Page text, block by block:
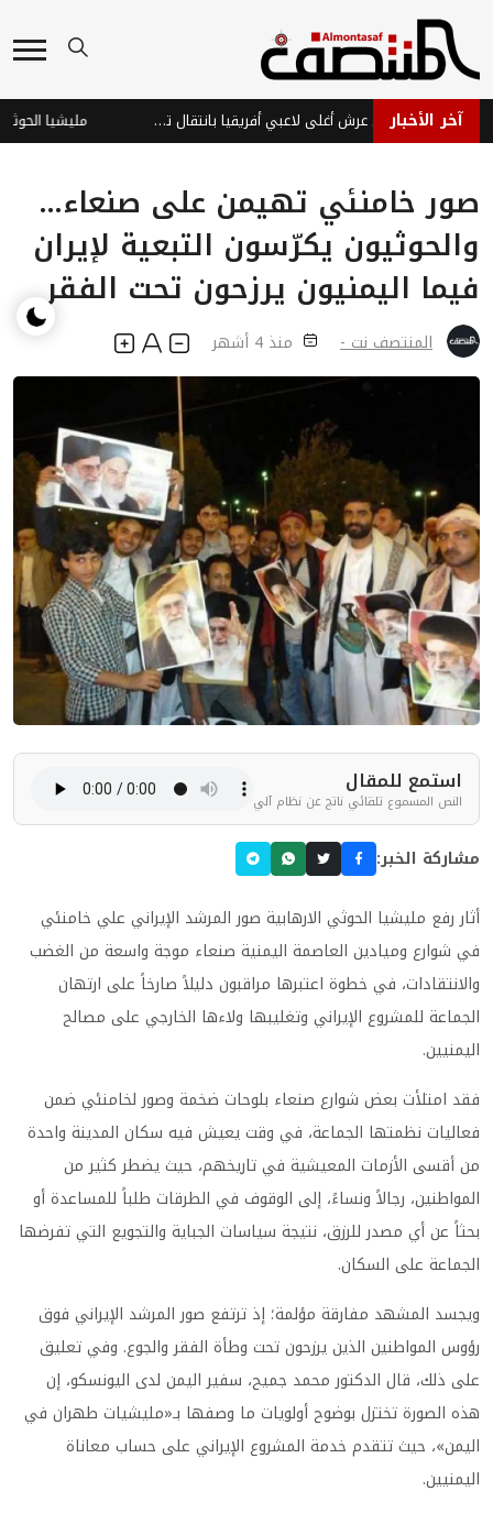
آخر الأخبار ديوماندي يتربع على عرش أغلى لاعبي أفريقيا بانتقال تاريخي لريال مدريد
صور خامنئي تهيمن على صنعاء…
والحوثيون يكرّسون التبعية لإيران
فيما اليمنيون يرزحون تحت الفقر
المنتصف نت - منذ 4 أشهر
استمع للمقال
النص المسموع تلقائي ناتج عن نظام آلي
مشاركة الخبر:
أثار رفع مليشيا الحوثي الارهابية صور المرشد الإيراني علي خامنئي
في شوارع وميادين العاصمة اليمنية صنعاء موجة واسعة من الغضب
والانتقادات، في خطوة اعتبرها مراقبون دليلاً صارخاً على ارتهان
الجماعة للمشروع الإيراني وتغليبها ولاءها الخارجي على مصالح
اليمنيين.
فقد امتلأت بعض شوارع صنعاء بلوحات ضخمة وصور لخامنئي ضمن
فعاليات نظمتها الجماعة، في وقت يعيش فيه سكان المدينة واحدة
من أقسى الأزمات المعيشية في تاريخهم، حيث يضطر كثير من
المواطنين، رجالاً ونساءً، إلى الوقوف في الطرقات طلباً للمساعدة أو
بحثاً عن أي مصدر للرزق، نتيجة سياسات الجباية والتجويع التي تفرضها
الجماعة على السكان.
ويجسد المشهد مفارقة مؤلمة؛ إذ ترتفع صور المرشد الإيراني فوق
رؤوس المواطنين الذين يرزحون تحت وطأة الفقر والجوع. وفي تعليق
على ذلك، قال الدكتور محمد جميح، سفير اليمن لدى اليونسكو، إن
هذه الصورة تختزل بوضوح أولويات ما وصفها بـ«مليشيات طهران في
اليمن»، حيث تتقدم خدمة المشروع الإيراني على حساب معاناة
اليمنيين.